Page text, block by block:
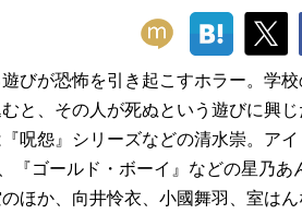
びが恐怖を引き起こすホラー。学
と、その人が死ぬという遊びに興
呪怨』シリーズなどの清水崇。ア
『ゴールド・ボーイ』などの星乃あ
ほか、向井怜衣、小國舞羽、室はん